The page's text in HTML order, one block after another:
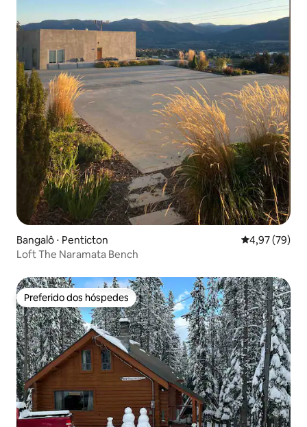
Bangalô ⋅ Penticton 4,97 de uma
4,97 (79)
Loft The Naramata Bench
Preferido dos hóspedes
Preferido dos hóspedes